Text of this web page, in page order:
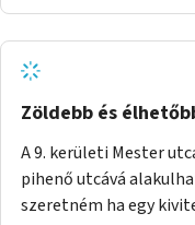
Zöldebb és
A 9. kerületi Mester
pihenő utcává
szeretném ha egy